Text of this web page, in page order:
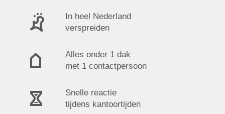
In heel Nederland
verspreiden
Alles onder 1 dak
met 1 contactpersoon
Snelle reactie
tijdens kantoortijden